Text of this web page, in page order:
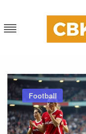
content
Football